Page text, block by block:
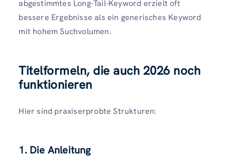
abgestimmtes Long-Tail-Keyword erzielt oft
bessere Ergebnisse als ein generisches Keyword
mit hohem Suchvolumen.
Titelformeln, die auch 2026 noch
funktionieren
Hier sind praxiserprobte Strukturen:
1. Die Anleitung